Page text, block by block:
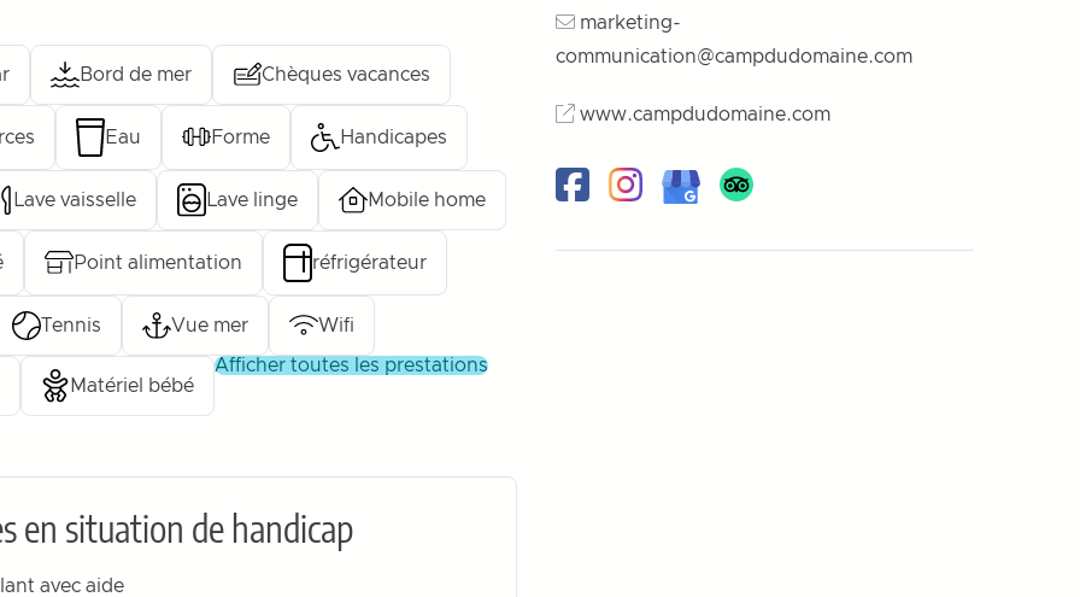
Bord de mer Chèques vacances
Eau Forme Handicapes
Lave vaisselle Lave linge Mobile home
Point alimentation réfrigérateur
Tennis Vue mer Wifi
Matériel bébé
afficher toutes les prestations
en situation de handicap
avec aide
marketing-
communication@campdudomaine.com
www.campdudomaine.com
FacebookInstagram